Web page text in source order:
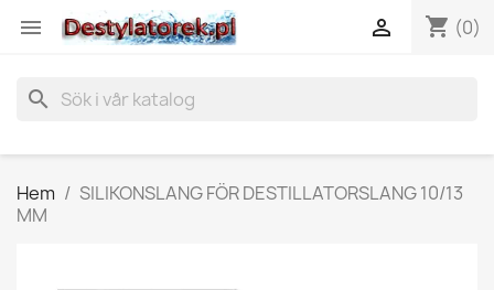
 shopping_cart (0)

search
Hem
SILIKONSLANG FÖR DESTILLATORSLANG 10/13
MM